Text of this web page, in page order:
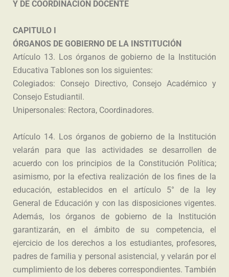
Y DE COORDINACIÓN DOCENTE
CAPITULO I
ÓRGANOS DE GOBIERNO DE LA INSTITUCIÓN
Artículo 13. Los órganos de gobierno de la Institución
Educativa Tablones son los siguientes:
Colegiados: Consejo Directivo, Consejo Académico y
Consejo Estudiantil.
Unipersonales: Rectora, Coordinadores.
Artículo 14. Los órganos de gobierno de la Institución
velarán para que las actividades se desarrollen de
acuerdo con los principios de la Constitución Política;
asimismo, por la efectiva realización de los fines de la
educación, establecidos en el artículo 5° de la ley
General de Educación y con las disposiciones vigentes.
Además, los órganos de gobierno de la Institución
garantizarán, en el ámbito de su competencia, el
ejercicio de los derechos a los estudiantes, profesores,
padres de familia y personal asistencial, y velarán por el
cumplimiento de los deberes correspondientes. También